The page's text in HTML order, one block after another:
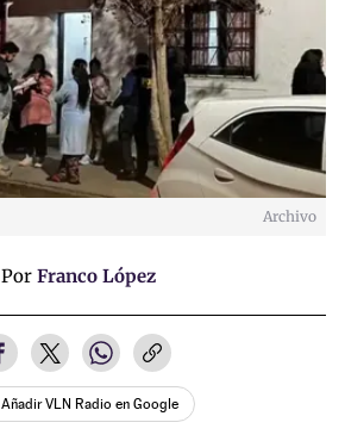
Archivo
Por Franco López
Añadir VLN Radio en Google